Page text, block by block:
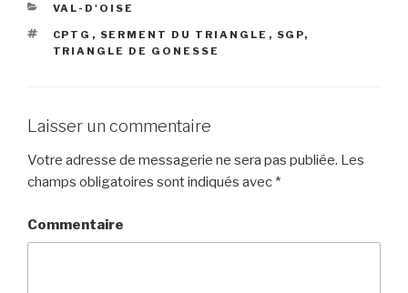
CATÉGORIES
VAL-D'OISE
ÉTIQUETTES
CPTG , SERMENT DU TRIANGLE , SGP,
TRIANGLE DE GONESSE
Laisser un commentaire
Votre adresse de messagerie ne sera pas publiée. Les
champs obligatoires sont indiqués avec *
Commentaire